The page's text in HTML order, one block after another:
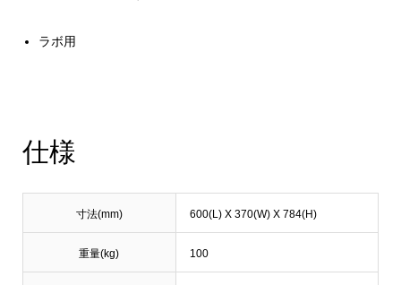
ラボ用
仕様
寸法(mm) 600(L) X 370(W) X 784(H)
重量(kg) 100